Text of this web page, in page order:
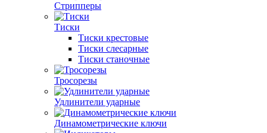
Стрипперы
Тиски
Тиски крестовые
Тиски слесарные
Тиски станочные
Тросорезы
Удлинители ударные
Динамометрические ключи